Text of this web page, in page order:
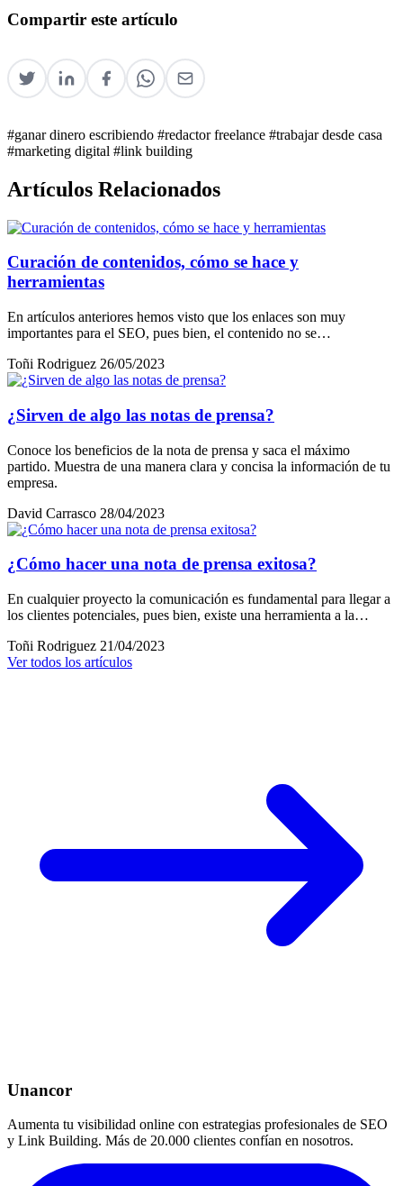
Compartir este artículo
#ganar dinero escribiendo #redactor freelance #trabajar desde casa
#marketing digital #link building
Artículos Relacionados
Curación de contenidos, cómo se hace y
herramientas
En artículos anteriores hemos visto que los enlaces son muy
importantes para el SEO, pues bien, el contenido no se…
Toñi Rodriguez 26/05/2023
¿Sirven de algo las notas de prensa?
Conoce los beneficios de la nota de prensa y saca el máximo
partido. Muestra de una manera clara y concisa la información de tu
empresa.
David Carrasco 28/04/2023
¿Cómo hacer una nota de prensa exitosa?
En cualquier proyecto la comunicación es fundamental para llegar a
los clientes potenciales, pues bien, existe una herramienta a la…
Toñi Rodriguez 21/04/2023
Ver todos los artículos
Unancor
Aumenta tu visibilidad online con estrategias profesionales de SEO
y Link Building. Más de 20.000 clientes confían en nosotros.